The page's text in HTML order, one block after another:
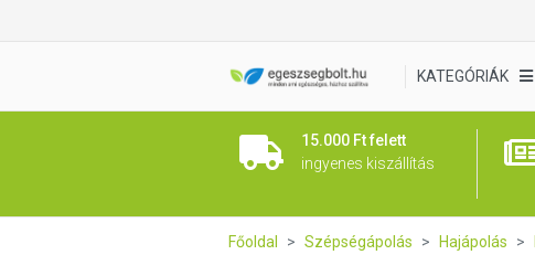
KATEGÓRIÁK
15.000 Ft felett
ingyenes kiszállítás
Főoldal Szépségápolás Hajápolás